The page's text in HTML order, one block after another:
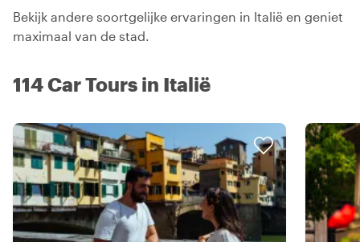
Bekijk andere soortgelijke ervaringen in Italië en geniet
maximaal van de stad.
114 Car Tours in Italië